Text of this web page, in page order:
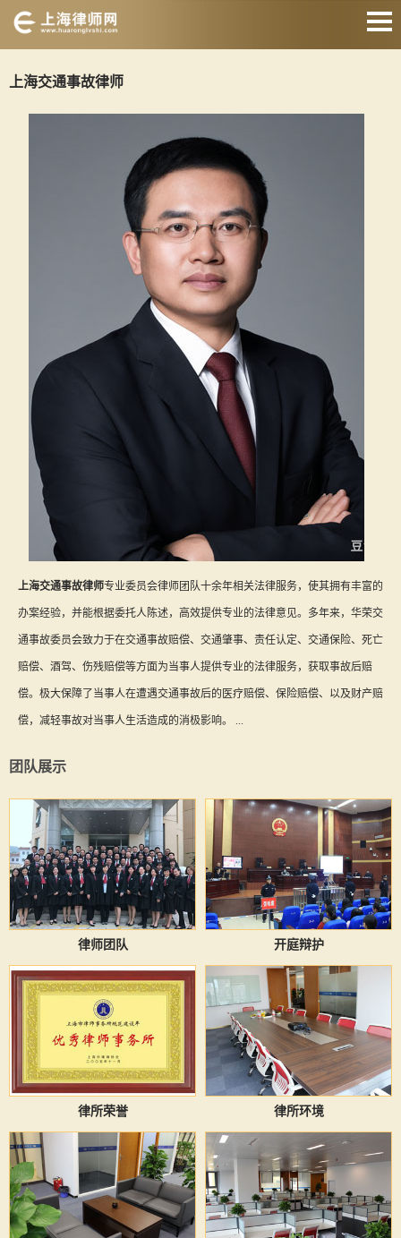
婚姻家庭律师
刑事辩护律师
房产纠纷律师
合同纠纷律师
关于我们
上海交通事故律师
上海交通事故律师专业委员会律师团队十余年相关法律服务，使其拥有丰富的
办案经验，并能根据委托人陈述，高效提供专业的法律意见。多年来，华荣交
通事故委员会致力于在交通事故赔偿、交通肇事、责任认定、交通保险、死亡
赔偿、酒驾、伤残赔偿等方面为当事人提供专业的法律服务，获取事故后赔
偿。极大保障了当事人在遭遇交通事故后的医疗赔偿、保险赔偿、以及财产赔
偿，减轻事故对当事人生活造成的消极影响。 ...
团队展示
律师团队 开庭辩护
律所荣誉 律所环境